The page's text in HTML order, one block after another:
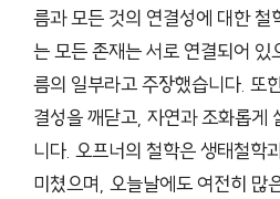
름과 모든 것의 연결성에 대한 철
는 모든 존재는 서로 연결되어
름의 일부라고 주장했습니다. 또
결성을 깨닫고, 자연과 조화롭게
니다. 오프너의 철학은 생태철학
미쳤으며, 오늘날에도 여전히 많